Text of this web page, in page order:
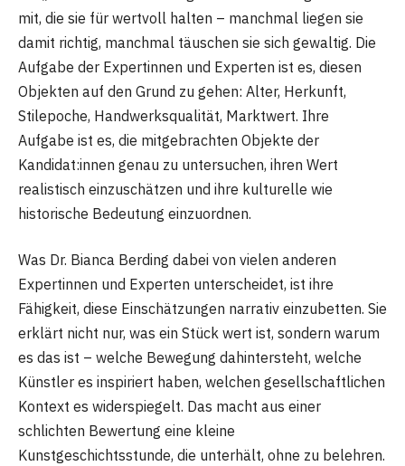
mit, die sie für wertvoll halten – manchmal liegen sie
damit richtig, manchmal täuschen sie sich gewaltig. Die
Aufgabe der Expertinnen und Experten ist es, diesen
Objekten auf den Grund zu gehen: Alter, Herkunft,
Stilepoche, Handwerksqualität, Marktwert. Ihre
Aufgabe ist es, die mitgebrachten Objekte der
Kandidat:innen genau zu untersuchen, ihren Wert
realistisch einzuschätzen und ihre kulturelle wie
historische Bedeutung einzuordnen.
Was Dr. Bianca Berding dabei von vielen anderen
Expertinnen und Experten unterscheidet, ist ihre
Fähigkeit, diese Einschätzungen narrativ einzubetten. Sie
erklärt nicht nur, was ein Stück wert ist, sondern warum
es das ist – welche Bewegung dahintersteht, welche
Künstler es inspiriert haben, welchen gesellschaftlichen
Kontext es widerspiegelt. Das macht aus einer
schlichten Bewertung eine kleine
Kunstgeschichtsstunde, die unterhält, ohne zu belehren.